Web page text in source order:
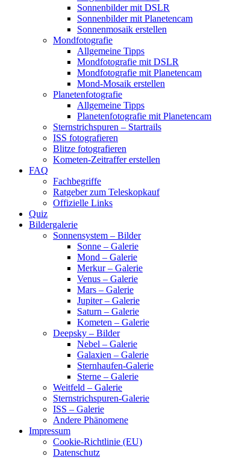
Sonnenbilder mit DSLR
Sonnenbilder mit Planetencam
Sonnenmosaik erstellen
Mondfotografie
Allgemeine Tipps
Mondfotografie mit DSLR
Mondfotografie mit Planetencam
Mond-Mosaik erstellen
Planetenfotografie
Allgemeine Tipps
Planetenfotografie mit Planetencam
Sternstrichspuren – Startrails
ISS fotografieren
Blitze fotografieren
Kometen-Zeitraffer erstellen
FAQ
Fachbegriffe
Ratgeber zum Teleskopkauf
Offizielle Links
Quiz
Bildergalerie
Sonnensystem – Bilder
Sonne – Galerie
Mond – Galerie
Merkur – Galerie
Venus – Galerie
Mars – Galerie
Jupiter – Galerie
Saturn – Galerie
Kometen – Galerie
Deepsky – Bilder
Nebel – Galerie
Galaxien – Galerie
Sternhaufen-Galerie
Sterne – Galerie
Weitfeld – Galerie
Sternstrichspuren-Galerie
ISS – Galerie
Andere Phänomene
Impressum
Cookie-Richtlinie (EU)
Datenschutz